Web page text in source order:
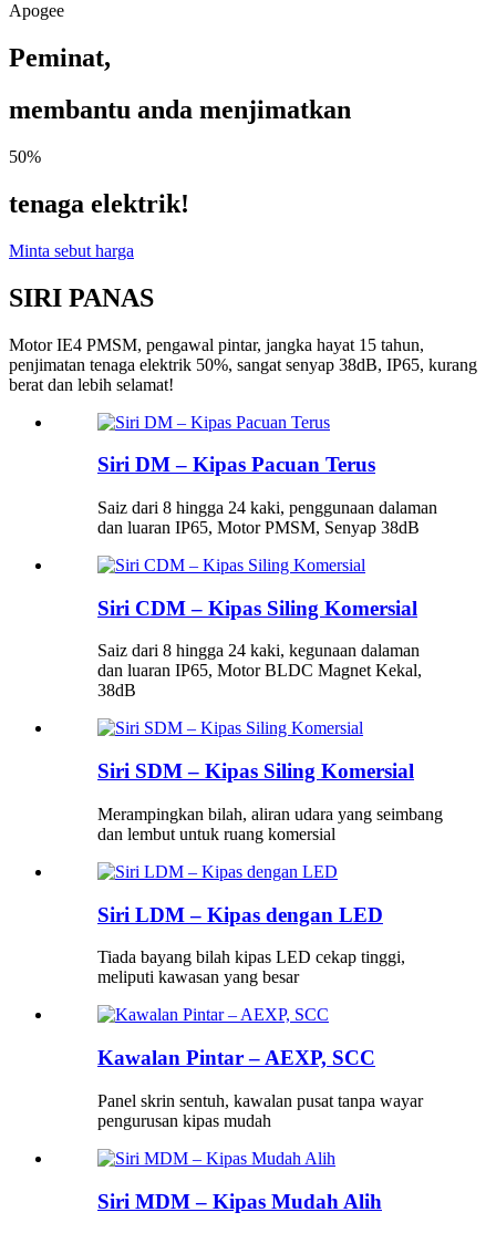
Apogee
Peminat,
membantu anda menjimatkan
50%
tenaga elektrik!
Minta sebut harga
SIRI PANAS
Motor IE4 PMSM, pengawal pintar, jangka hayat 15 tahun,
penjimatan tenaga elektrik 50%, sangat senyap 38dB, IP65, kurang
berat dan lebih selamat!
Siri DM – Kipas Pacuan Terus
Saiz dari 8 hingga 24 kaki, penggunaan dalaman
dan luaran IP65, Motor PMSM, Senyap 38dB
Siri CDM – Kipas Siling Komersial
Saiz dari 8 hingga 24 kaki, kegunaan dalaman
dan luaran IP65, Motor BLDC Magnet Kekal,
38dB
Siri SDM – Kipas Siling Komersial
Merampingkan bilah, aliran udara yang seimbang
dan lembut untuk ruang komersial
Siri LDM – Kipas dengan LED
Tiada bayang bilah kipas LED cekap tinggi,
meliputi kawasan yang besar
Kawalan Pintar – AEXP, SCC
Panel skrin sentuh, kawalan pusat tanpa wayar
pengurusan kipas mudah
Siri MDM – Kipas Mudah Alih